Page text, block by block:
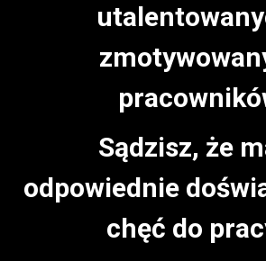
Sądzisz, że
odpowiednie
chęć do